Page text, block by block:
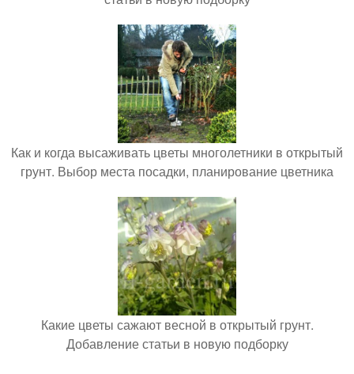
Как и когда высаживать цветы многолетники в открытый
грунт. Выбор места посадки, планирование цветника
Какие цветы сажают весной в открытый грунт.
Добавление статьи в новую подборку